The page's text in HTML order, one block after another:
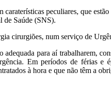
peculiares, que
de Saúde (SNS).
cirurgiões, num serviço de
para aí trabalharem,
Em períodos de férias
à hora e que não têm a